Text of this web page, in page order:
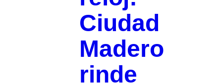
Ciudad
Madero
rinde